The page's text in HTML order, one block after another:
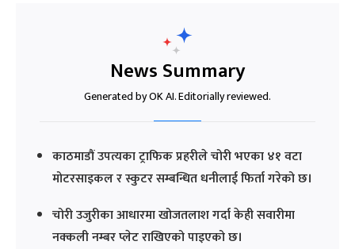
News Summary
Generated by OK AI. Editorially reviewed.
काठमाडौं उपत्यका ट्राफिक प्रहरीले चोरी भएका ४१ वटा
मोटरसाइकल र स्कुटर सम्बन्धित धनीलाई फिर्ता गरेको छ।
चोरी उजुरीका आधारमा खोजतलाश गर्दा केही सवारीमा
नक्कली नम्बर प्लेट राखिएको पाइएको छ।